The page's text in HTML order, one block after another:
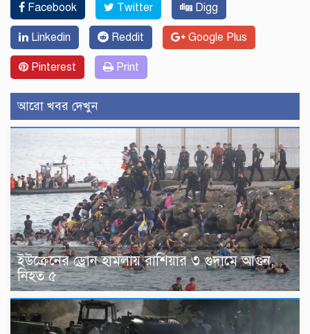
Facebook Twitter Digg
Linkedin Reddit Google Plus
Pinterest Print
আরো খবর দেখুন
ইউক্রেনের ড্রোন হামলায় রাশিয়ার ৩ গুদামে আগুন,
নিহত ৫